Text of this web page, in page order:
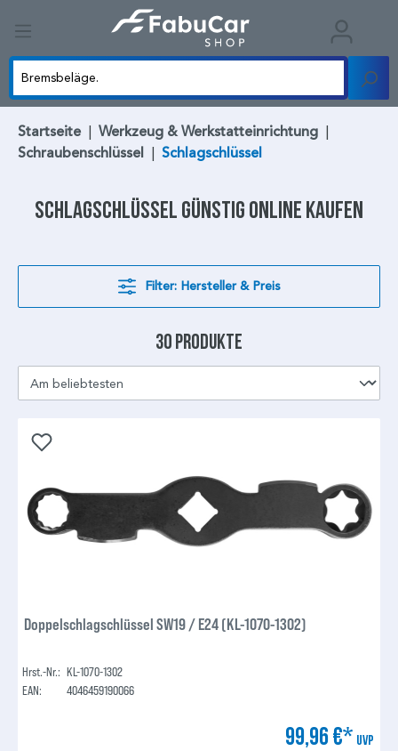
Startseite | Werkzeug & Werkstatteinrichtung |
Schraubenschlüssel | Schlagschlüssel
Schlagschlüssel günstig online kaufen
Filter: Hersteller & Preis
30 Produkte
Doppelschlagschlüssel SW19 / E24 (KL-1070-1302)
Hrst.-Nr.: KL-1070-1302
EAN:
4046459190066
99,96 €* UVP